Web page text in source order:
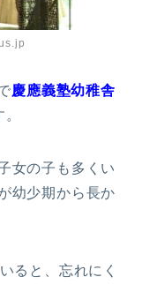
慶應義塾幼稚舎
女の子も多くい
幼少期から長か
ると、忘れにく